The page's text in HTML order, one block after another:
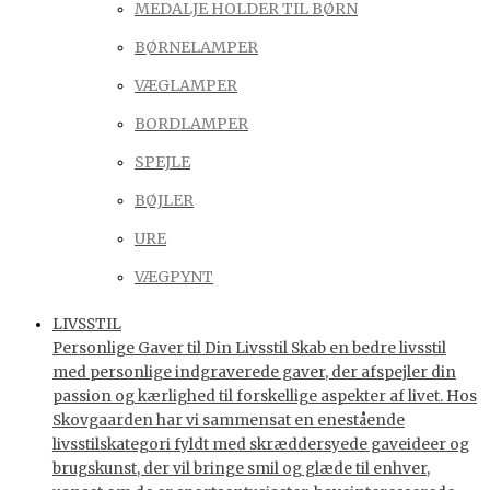
MEDALJE HOLDER TIL BØRN
BØRNELAMPER
VÆGLAMPER
BORDLAMPER
SPEJLE
BØJLER
URE
VÆGPYNT
LIVSSTIL
Personlige Gaver til Din Livsstil Skab en bedre livsstil
med personlige indgraverede gaver, der afspejler din
passion og kærlighed til forskellige aspekter af livet. Hos
Skovgaarden har vi sammensat en enestående
livsstilskategori fyldt med skræddersyede gaveideer og
brugskunst, der vil bringe smil og glæde til enhver,